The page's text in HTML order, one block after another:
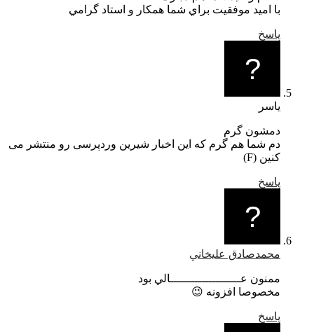
با اميد موفقيت براي شما همكار و استاد گرامي
دمشون گرم
دم شما هم گرم که این اخبار شیرین وردپرسی رو منتشر می
کنین (F)
محمدصادق عليخاني
ممنون عــــــــــــــــــــالي بود
مخصوصا افزونه 😉